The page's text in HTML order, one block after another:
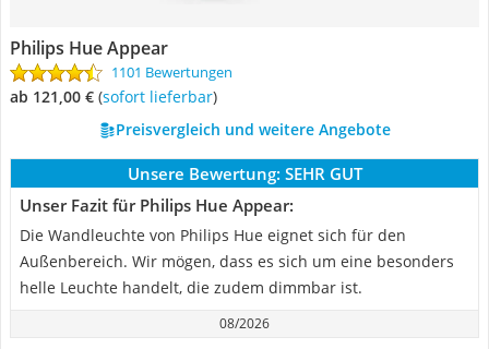
Philips Hue Appear
1101 Bewertungen
ab 121,00 € ( Sofort lieferbar)
Preisvergleich und weitere Angebote
Unsere Bewertung: SEHR GUT
Unser Fazit für Philips Hue Appear:
Die Wandleuchte von Philips Hue eignet sich für den
Außenbereich. Wir mögen, dass es sich um eine besonders
helle Leuchte handelt, die zudem dimmbar ist.
08/2026